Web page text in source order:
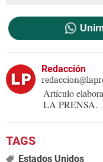
Redacción
Artículo
LA PRENSA.
Estados Unidos